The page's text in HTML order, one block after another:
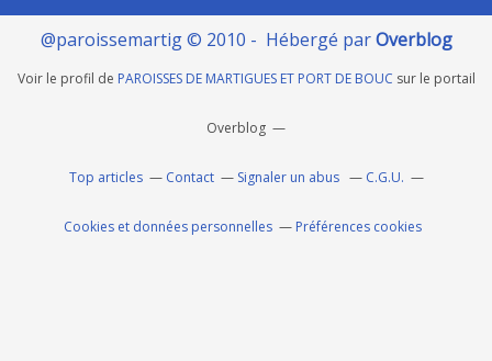
@paroissemartig © 2010 - Hébergé parOverblog
Voir le profil de PAROISSES DE MARTIGUES ET PORT DE BOUC sur le portail
Overblog
Top articles Contact Signaler un abus C.G.U.
Cookies et données personnelles Préférences cookies